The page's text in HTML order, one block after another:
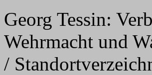
Georg Tessin:
Wehrmacht und
/